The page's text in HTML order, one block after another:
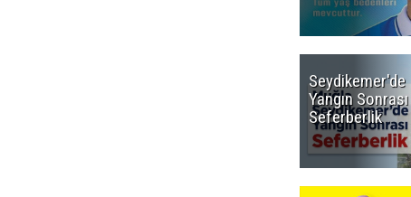
Seydikemer'de
Yangın Sonrası
Seferberlik